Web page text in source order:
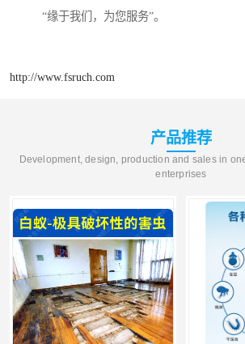
“缘于我们，为您服务”。
http://www.fsruch.com
产品推荐
Development, design, production and sales in
enterprises